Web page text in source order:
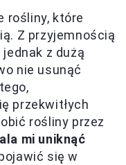
rośliny, które
Z przyjemnością
z dużą
nie usunąć
przekwitłych
rośliny przez
mi uniknąć
się w